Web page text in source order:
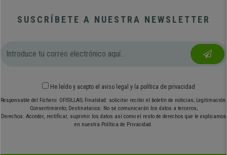
SUSCRÍBETE A NUESTRA NEWSLETTER
He leído y acepto el aviso legal y la política de privacidad
Responsable del Fichero: OFISILLAS; Finalidad: solicitar recibir el boletín de noticias; Legitimación:
Consentimiento; Destinatarios: No se comunicarán los datos a terceros;
Derechos: Acceder, rectificar, suprimir los datos así como el resto de derechos que le explicamos
en nuestra Política de Privacidad.